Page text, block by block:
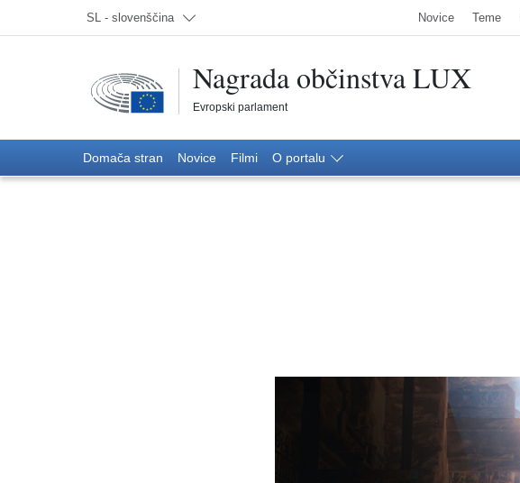
Izberi jezik; Trenutno:
SL - slovenščina Novice Teme
Nagrada občinstva LUX
Evropski parlament
Domača stran HomeDomača stran
NoviceNovice
FilmiFilmiO portalu